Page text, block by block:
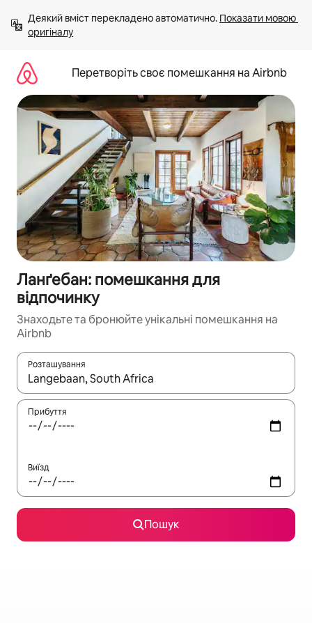
вмісту
Деякий вміст перекладено автоматично. Показати мовою
оригіналу
Перетворіть своє помешкання на Airbnb
Ланґебан: помешкання для
відпочинку
Знаходьте та бронюйте унікальні помешкання на
Airbnb
Розташування
Отримавши результати пошуку, використовуйте для
Прибуття
Виїзд
Пошук